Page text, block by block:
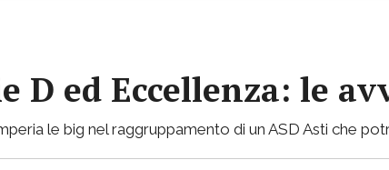
D ed Eccellenza: le
le big nel raggruppamento di un ASD Asti che